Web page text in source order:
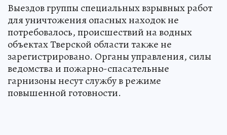
Выездов группы специальных взрывных работ
для уничтожения опасных находок не
потребовалось, происшествий на водных
объектах Тверской области также не
зарегистрировано. Органы управления, силы
ведомства и пожарно-спасательные
гарнизоны несут службу в режиме
повышенной готовности.